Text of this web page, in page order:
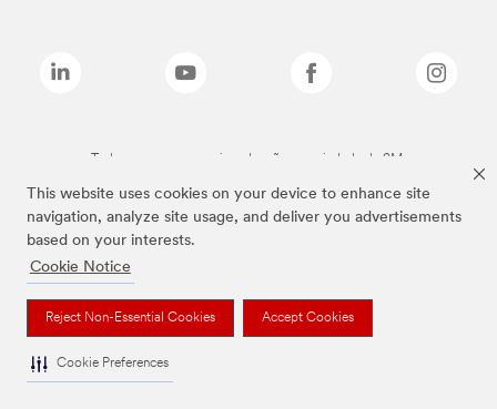
This website uses cookies on your device to enhance site
navigation, analyze site usage, and deliver you advertisements
based on your interests.
Cookie Notice
Reject Non-Essential Cookies Accept Cookies
Cookie Preferences
Todas as marcas mencionadas são propriedade da 3M.